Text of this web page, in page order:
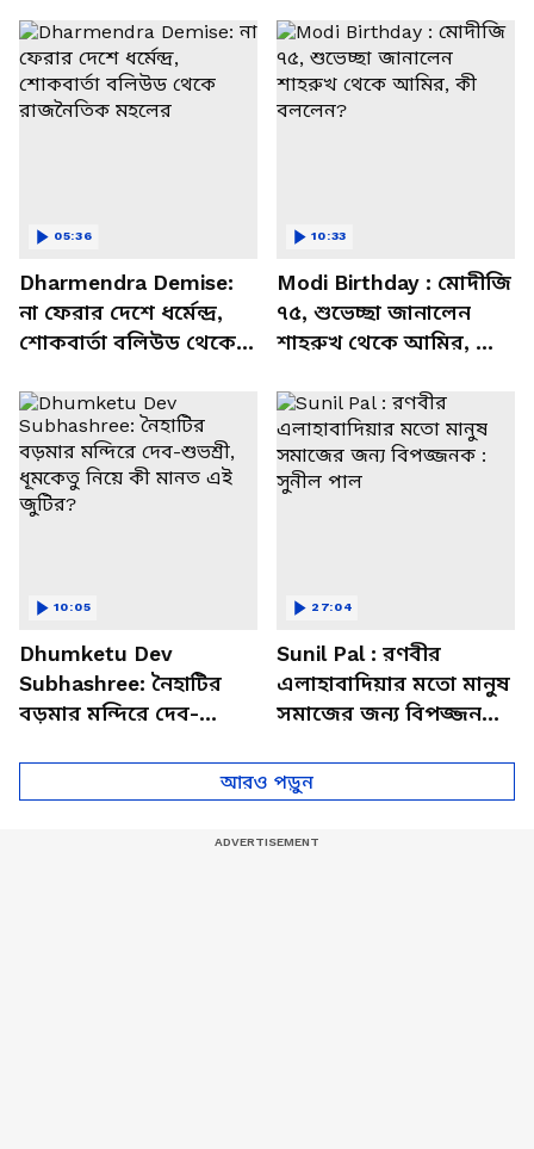
Dharmendra Demise:
না ফেরার দেশে ধর্মেন্দ্র,
শোকবার্তা বলিউড থেকে
05:36
Modi Birthday : মোদীজি
৭৫, শুভেচ্ছা জানালেন
শাহরুখ থেকে আমির, কী
10:33
Dhumketu Dev
Subhashree: নৈহাটির
বড়মার মন্দিরে দেব-
10:05
Sunil Pal : রণবীর
এলাহাবাদিয়ার মতো মানুষ
সমাজের জন্য বিপজ্জনক :
27:04
আরও পড়ুন